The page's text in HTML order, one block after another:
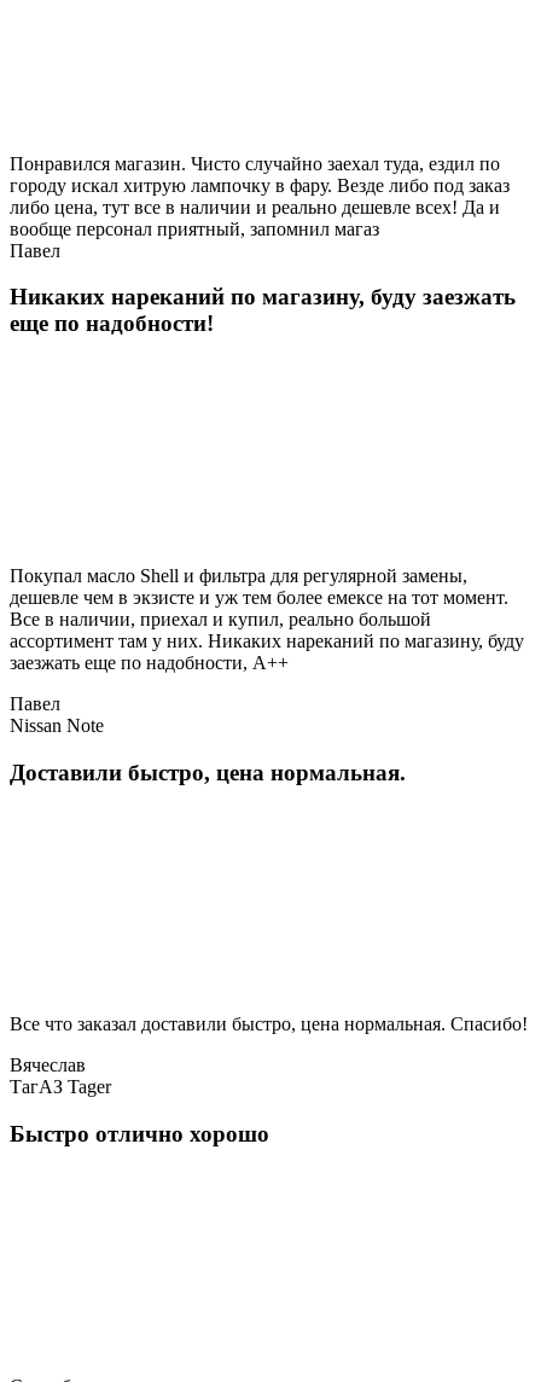
Понравился магазин. Чисто случайно заехал туда, ездил по
городу искал хитрую лампочку в фару. Везде либо под заказ
либо цена, тут все в наличии и реально дешевле всех! Да и
вообще персонал приятный, запомнил магаз
Павел
Никаких нареканий по магазину, буду заезжать
еще по надобности!
Покупал масло Shell и фильтра для регулярной замены,
дешевле чем в экзисте и уж тем более емексе на тот момент.
Все в наличии, приехал и купил, реально большой
ассортимент там у них. Никаких нареканий по магазину, буду
заезжать еще по надобности, A++
Павел
Nissan Note
Доставили быстро, цена нормальная.
Все что заказал доставили быстро, цена нормальная. Спасибо!
Вячеслав
ТагАЗ Tager
Быстро отлично хорошо